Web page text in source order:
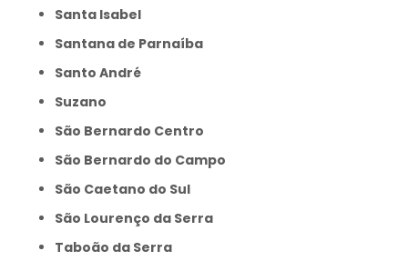
Santa Isabel
Santana de Parnaíba
Santo André
Suzano
São Bernardo Centro
São Bernardo do Campo
São Caetano do Sul
São Lourenço da Serra
Taboão da Serra